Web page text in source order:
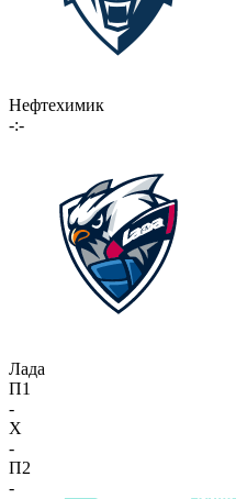
Нефтехимик
-:-
Лада
П1
-
X
-
П2
-